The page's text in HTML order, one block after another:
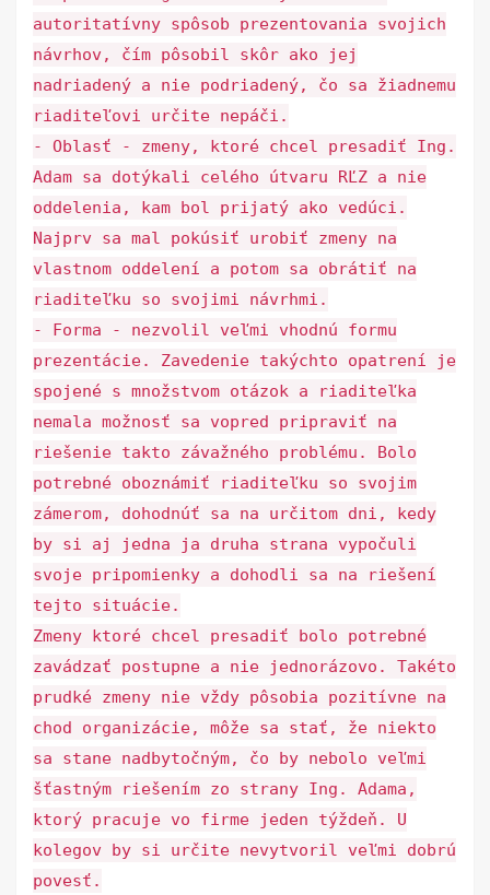
autoritatívny spôsob prezentovania svojich
návrhov, čím pôsobil skôr ako jej
nadriadený a nie podriadený, čo sa žiadnemu
riaditeľovi určite nepáči.
- Oblasť - zmeny, ktoré chcel presadiť Ing.
Adam sa dotýkali celého útvaru RĽZ a nie
oddelenia, kam bol prijatý ako vedúci.
Najprv sa mal pokúsiť urobiť zmeny na
vlastnom oddelení a potom sa obrátiť na
riaditeľku so svojimi návrhmi.
- Forma - nezvolil veľmi vhodnú formu
prezentácie. Zavedenie takýchto opatrení je
spojené s množstvom otázok a riaditeľka
nemala možnosť sa vopred pripraviť na
riešenie takto závažného problému. Bolo
potrebné oboznámiť riaditeľku so svojim
zámerom, dohodnúť sa na určitom dni, kedy
by si aj jedna ja druha strana vypočuli
svoje pripomienky a dohodli sa na riešení
tejto situácie.
Zmeny ktoré chcel presadiť bolo potrebné
zavádzať postupne a nie jednorázovo. Takéto
prudké zmeny nie vždy pôsobia pozitívne na
chod organizácie, môže sa stať, že niekto
sa stane nadbytočným, čo by nebolo veľmi
šťastným riešením zo strany Ing. Adama,
ktorý pracuje vo firme jeden týždeň. U
kolegov by si určite nevytvoril veľmi dobrú
povesť.